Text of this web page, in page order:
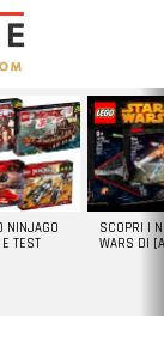
NINJAGO
TEST
SCOPRI I
WARS DI